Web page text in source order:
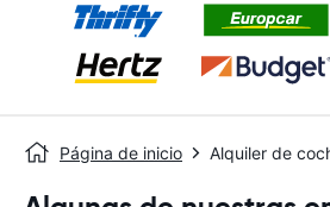
Página de inicio Alquiler de